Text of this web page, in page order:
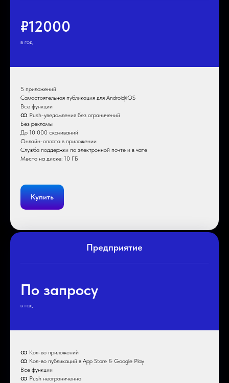
₽12000
в год
5 приложений
Самостоятельная публикация для Android/iOS
Все функции
ထ Push-уведомления без ограничений
Без рекламы
До 10 000 скачиваний
Онлайн-оплата в приложении
Служба поддержки по электронной почте и в чате
Место на диске: 10 ГБ
Купить
Предприятие
По запросу
в год
ထ Кол-во приложений
ထ Кол-во публикаций в App Store & Google Play
Все функции
ထ Push неограниченно